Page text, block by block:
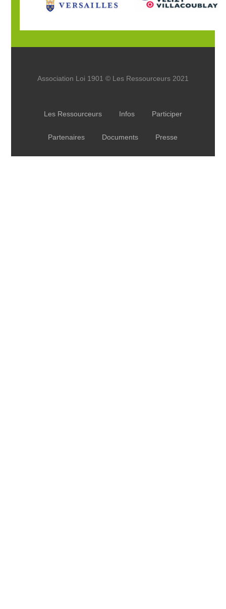
Association Loi 1901 © Les Ressourceurs 2021
Les Ressourceurs Infos Participer
Partenaires Documents Presse